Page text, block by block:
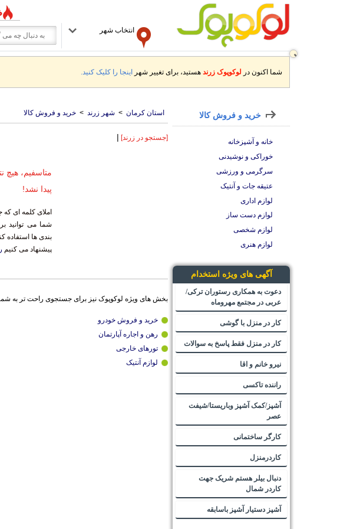
انتخاب شهر
شما اکنون در لوکوپوک زرند هستید، برای تغییر شهر اینجا را کلیک کنید.
استان کرمان > شهر زرند > خرید و فروش کالا
[جستجو در زرند] |
متاسفیم، هیچ
پیدا نشد!
املای کلمه ای که
شما می توانید
بندی ها استفاده
پیشنهاد می کنیم
بخش های ویژه لوکوپوک نیز برای جستجوی راحت تر به
خرید و فروش خودرو
رهن و اجاره آپارتمان
تورهای خارجی
لوازم آنتیک
خرید و فروش کالا
خانه و آشپزخانه
خوراکی و نوشیدنی
سرگرمی و ورزشی
عتیقه جات و آنتیک
لوازم اداری
لوازم دست ساز
لوازم شخصی
لوازم هنری
آگهی های ویژه استخدام
دعوت به همکاری رستوران ترکی/
عربی در مجتمع مهروماه
کار در منزل با گوشی
کار در منزل فقط پاسخ به سوالات
نیرو خانم و اقا
راننده تاکسی
آشپز/کمک آشپز وباریستا/شیفت
عصر
کارگر ساختمانی
کاردرمنزل
دنبال بیلر هستم شریک جهت
کاردر شمال
آشپز دستیار آشپز باسابقه